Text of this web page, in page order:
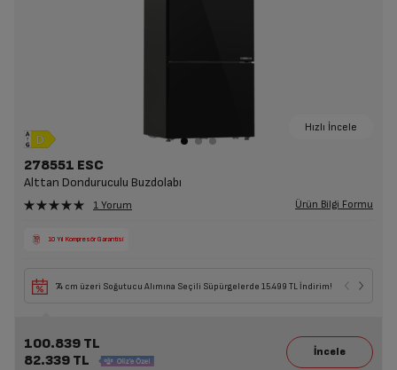
Hızlı İncele
278551 ESC
Alttan Donduruculu Buzdolabı
1 Yorum Ürün Bilgi Formu
10 Yıl Kompresör Garantisi
74 cm üzeri Soğutucu Alımına Seçili Süpürgelerde 15.499 TL İndirim!
100.839 TL
82.339 TL